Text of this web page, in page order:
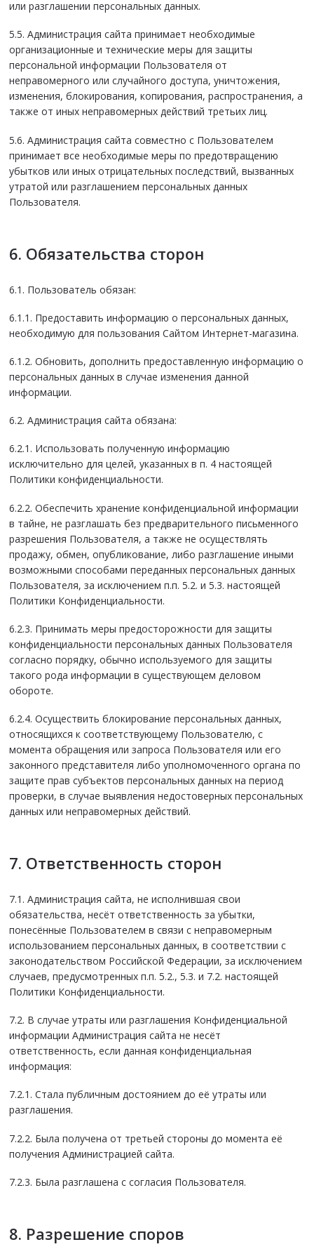
или разглашении персональных данных.
5.5. Администрация сайта принимает необходимые
организационные и технические меры для защиты
персональной информации Пользователя от
неправомерного или случайного доступа, уничтожения,
изменения, блокирования, копирования, распространения, а
также от иных неправомерных действий третьих лиц.
5.6. Администрация сайта совместно с Пользователем
принимает все необходимые меры по предотвращению
убытков или иных отрицательных последствий, вызванных
утратой или разглашением персональных данных
Пользователя.
6. Обязательства сторон
6.1. Пользователь обязан:
6.1.1. Предоставить информацию о персональных данных,
необходимую для пользования Сайтом Интернет-магазина.
6.1.2. Обновить, дополнить предоставленную информацию о
персональных данных в случае изменения данной
информации.
6.2. Администрация сайта обязана:
6.2.1. Использовать полученную информацию
исключительно для целей, указанных в п. 4 настоящей
Политики конфиденциальности.
6.2.2. Обеспечить хранение конфиденциальной информации
в тайне, не разглашать без предварительного письменного
разрешения Пользователя, а также не осуществлять
продажу, обмен, опубликование, либо разглашение иными
возможными способами переданных персональных данных
Пользователя, за исключением п.п. 5.2. и 5.3. настоящей
Политики Конфиденциальности.
6.2.3. Принимать меры предосторожности для защиты
конфиденциальности персональных данных Пользователя
согласно порядку, обычно используемого для защиты
такого рода информации в существующем деловом
обороте.
6.2.4. Осуществить блокирование персональных данных,
относящихся к соответствующему Пользователю, с
момента обращения или запроса Пользователя или его
законного представителя либо уполномоченного органа по
защите прав субъектов персональных данных на период
проверки, в случае выявления недостоверных персональных
данных или неправомерных действий.
7. Ответственность сторон
7.1. Администрация сайта, не исполнившая свои
обязательства, несёт ответственность за убытки,
понесённые Пользователем в связи с неправомерным
использованием персональных данных, в соответствии с
законодательством Российской Федерации, за исключением
случаев, предусмотренных п.п. 5.2., 5.3. и 7.2. настоящей
Политики Конфиденциальности.
7.2. В случае утраты или разглашения Конфиденциальной
информации Администрация сайта не несёт
ответственность, если данная конфиденциальная
информация:
7.2.1. Стала публичным достоянием до её утраты или
разглашения.
7.2.2. Была получена от третьей стороны до момента её
получения Администрацией сайта.
7.2.3. Была разглашена с согласия Пользователя.
8. Разрешение споров